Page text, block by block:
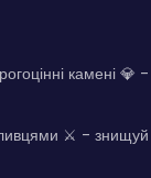
камені 💎 -
⚔️ - знищуй